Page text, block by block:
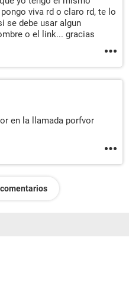
viva rd o claro rd, te lo
se debe usar algun
o el link... gracias
en la llamada porfvor